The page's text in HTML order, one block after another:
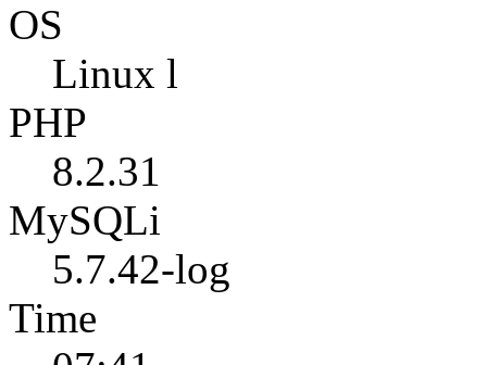
OS
Linux l
PHP
8.2.31
MySQLi
5.7.42-log
Time